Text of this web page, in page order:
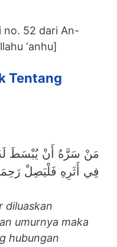
no. 52 dari An-
‘anhu]
Tentang
مَنْ سَرَّهُ أَنْ يُبْسَطَ
فِي أَثَرِهِ فَلْيَصِلْ
diluaskan
umurnya maka
hubungan